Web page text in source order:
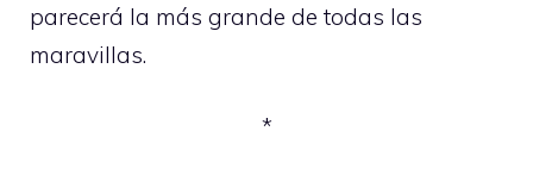
parecerá la más grande de todas las
maravillas.
*